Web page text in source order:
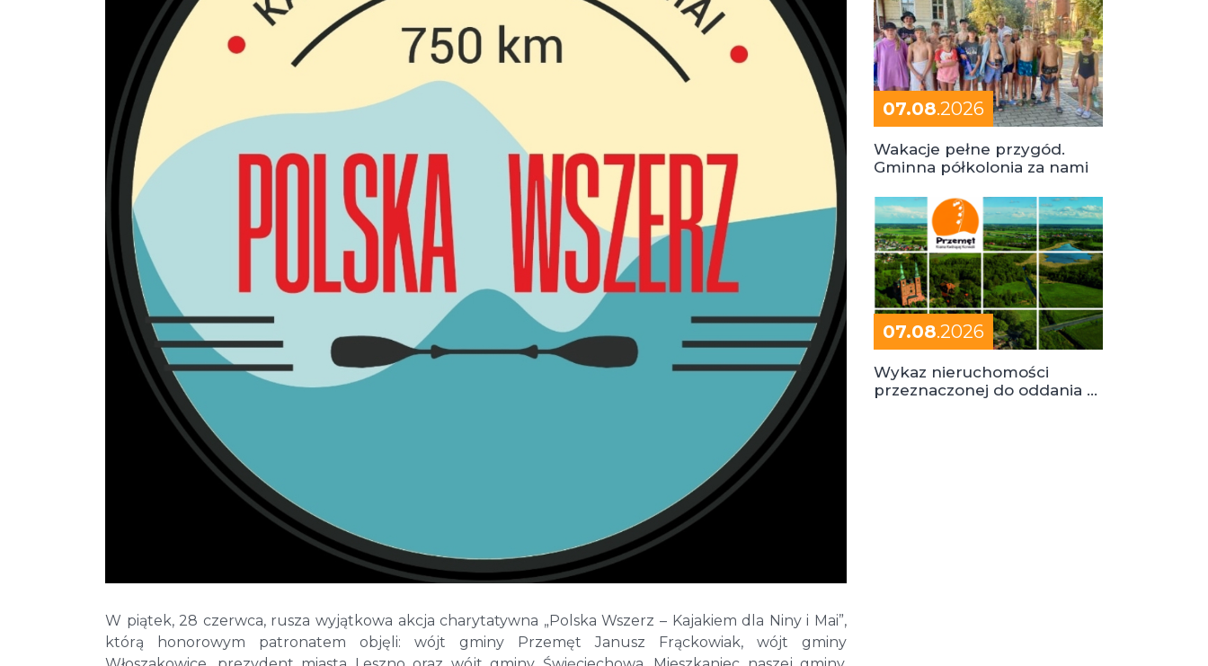
W piątek, 28 czerwca, rusza wyjątkowa akcja charytatywna „Polska Wszerz – Kajakiem dla Niny i Mai”,
którą honorowym patronatem objęli: wójt gminy Przemęt Janusz Frąckowiak, wójt gminy
07.08.2026
Wakacje pełne przygód.
Gminna półkolonia za nami
07.08.2026
Wykaz nieruchomości
przeznaczonej do oddania w